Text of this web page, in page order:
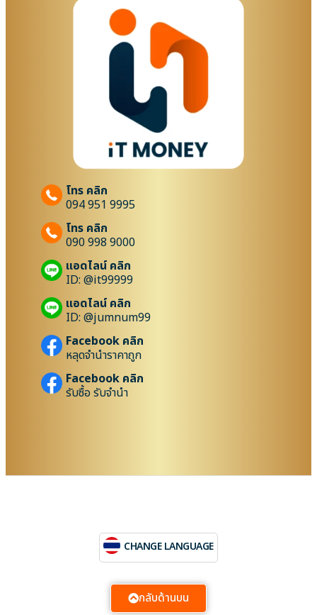
โทร คลิก
094 951 9995
โทร คลิก
090 998 9000
แอดไลน์ คลิก
ID: @it99999
แอดไลน์ คลิก
ID: @jumnum99
Facebook คลิก
หลุดจำนำราคาถูก
Facebook คลิก
รับซื้อ รับจำนำ
CHANGE LANGUAGE
กลับด้านบน